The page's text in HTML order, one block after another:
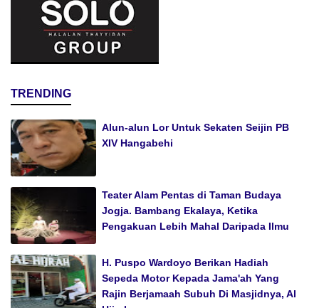
TRENDING
Alun-alun Lor Untuk Sekaten Seijin PB
XIV Hangabehi
Teater Alam Pentas di Taman Budaya
Jogja. Bambang Ekalaya, Ketika
Pengakuan Lebih Mahal Daripada Ilmu
H. Puspo Wardoyo Berikan Hadiah
Sepeda Motor Kepada Jama'ah Yang
Rajin Berjamaah Subuh Di Masjidnya, Al